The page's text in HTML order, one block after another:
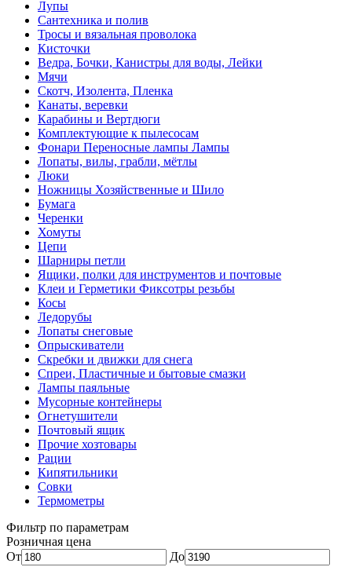
Лупы
Сантехника и полив
Тросы и вязальная проволока
Кисточки
Ведра, Бочки, Канистры для воды, Лейки
Мячи
Скотч, Изолента, Пленка
Канаты, веревки
Карабины и Вертдюги
Комплектующие к пылесосам
Фонари Переносные лампы Лампы
Лопаты, вилы, грабли, мётлы
Люки
Ножницы Хозяйственные и Шило
Бумага
Черенки
Хомуты
Цепи
Шарниры петли
Ящики, полки для инструментов и почтовые
Клеи и Герметики Фиксотры резьбы
Косы
Ледорубы
Лопаты снеговые
Опрыскиватели
Скребки и движки для снега
Спреи, Пластичные и бытовые смазки
Лампы паяльные
Мусорные контейнеры
Огнетушители
Почтовый ящик
Прочие хозтовары
Рации
Кипятильники
Совки
Термометры
Фильтр по параметрам
Розничная цена
От
До